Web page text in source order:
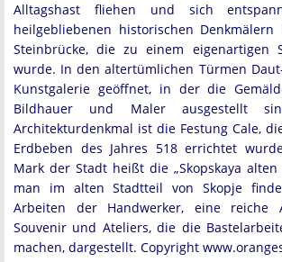
Alltagshast fliehen und sich
heilgebliebenen historischen
Steinbrücke, die zu einem eigenartigen
wurde. In den altertümlichen Türmen
Kunstgalerie geöffnet, in der die
Bildhauer und Maler ausgestellt
Architekturdenkmal ist die Festung Cale,
Erdbeben des Jahres 518 errichtet
Mark der Stadt heißt die „Skopskaya
man im alten Stadtteil von Skopje
Arbeiten der Handwerker, eine reiche
Souvenir und Ateliers, die die
machen, dargestellt. Copyright